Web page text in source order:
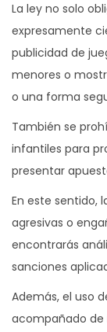
La ley no solo
expresamente
publicidad de
menores o
o una forma
También se
infantiles para
presentar
En este sentido,
agresivas o
encontrarás
sanciones
Además, el uso
acompañado